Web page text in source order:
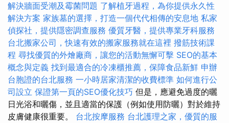
解決牆面受潮及霉菌問題 了解植牙過程，為你提供永久性
解決方案 家族墓的選擇，打造一個代代相傳的安息地 私家
偵探社，提供隱密調查服務 優質牙醫，提供專業牙科服務
台北搬家公司，快速有效的搬家服務就在這裡 撥筋技術課
程 尋找優質的外燴廠商，讓您的活動無懈可擊 SEO的基本
概念與定義 找到最適合的冷凍櫃推薦，保障食品新鮮 申辦
台胞證的台北服務 一小時居家清潔的收費標準 如何進行公
司設立 保證第一頁的SEO優化技巧 但是，應避免過度的曬
日光浴和曬傷，並且適當的保護（例如使用防曬）對於維持
皮膚健康很重要。 台北按摩服務 台北護理之家，優質的服